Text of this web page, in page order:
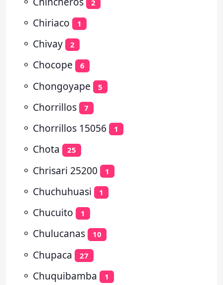
2
⚬ Chiriaco 1
⚬ Chivay 2
⚬ Chocope 6
⚬ Chongoyape 5
⚬ Chorrillos 7
⚬ Chorrillos 15056 1
⚬ Chota 25
⚬ Chrisari 25200 1
⚬ Chuchuhuasi 1
⚬ Chucuito 1
⚬ Chulucanas 10
⚬ Chupaca 27
⚬ Chuquibamba 1